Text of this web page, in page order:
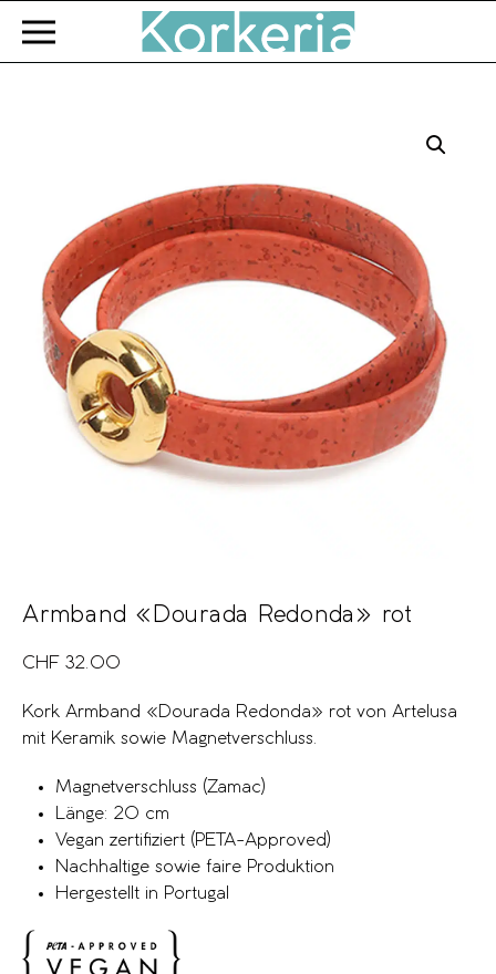
Zum Hauptinhalt springen
Armband «Dourada Redonda» rot
CHF 32.00
Kork Armband «Dourada Redonda» rot von Artelusa
mit Keramik sowie Magnetverschluss.
Magnetverschluss (Zamac)
Länge: 20 cm
Vegan zertifiziert (PETA-Approved)
Nachhaltige sowie faire Produktion
Hergestellt in Portugal